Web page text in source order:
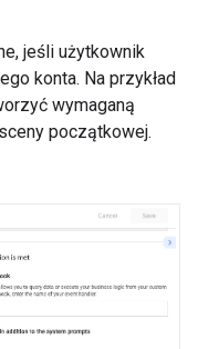
jeśli użytkownik
konta. Na przykład
wymaganą
początkowej.